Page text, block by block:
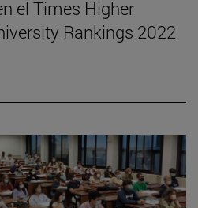
el Times Higher
Rankings 2022